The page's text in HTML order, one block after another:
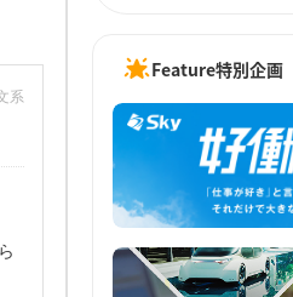
系
Feature特別企画